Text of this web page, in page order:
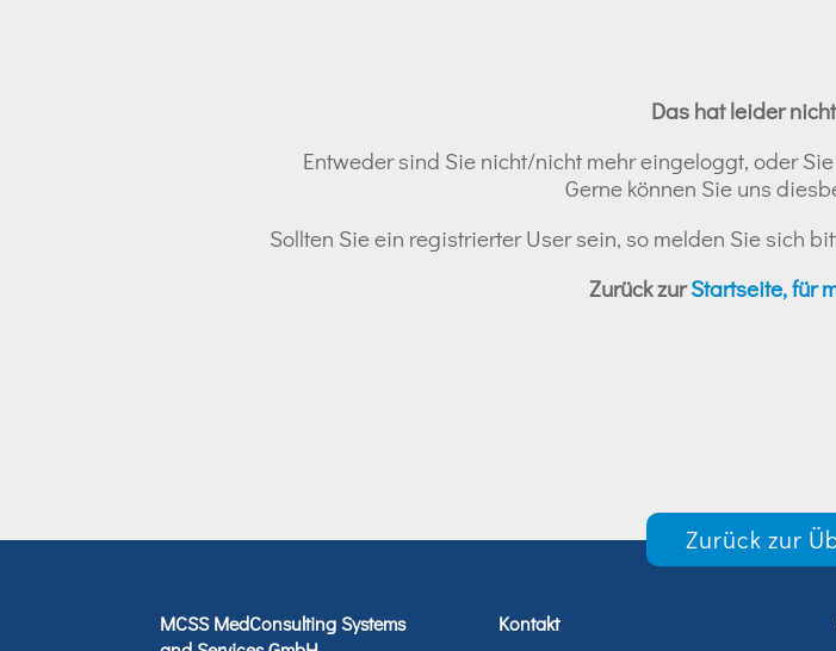
Das hat leider
Entweder sind Sie nicht/nicht mehr eingeloggt, oder
Gerne können Sie uns
Sollten Sie ein registrierter User sein, so melden Sie sich
Zurück zurStartseite, für
Zurück zur
MCSS MedConsulting Systems
Kontakt